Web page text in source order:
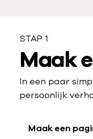
o
r
i
a
STAP 1
S
t
a
p
Maak
In een paar
persoonlijk
Maak een